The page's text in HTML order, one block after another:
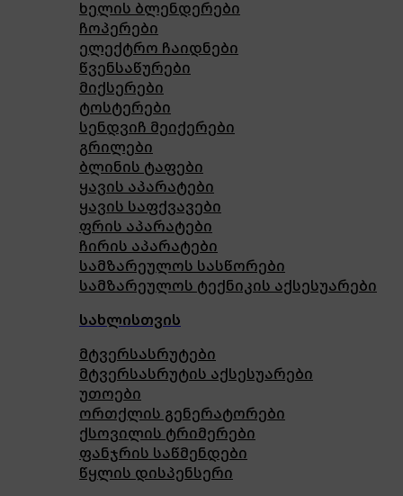
ხელის ბლენდერები
ჩოპერები
ელექტრო ჩაიდნები
წვენსაწურები
მიქსერები
ტოსტერები
სენდვიჩ მეიქერები
გრილები
ბლინის ტაფები
ყავის აპარატები
ყავის საფქვავები
ფრის აპარატები
ჩირის აპარატები
სამზარეულოს სასწორები
სამზარეულოს ტექნიკის აქსესუარები
სახლისთვის
მტვერსასრუტები
მტვერსასრუტის აქსესუარები
უთოები
ორთქლის გენერატორები
ქსოვილის ტრიმერები
ფანჯრის საწმენდები
წყლის დისპენსერი